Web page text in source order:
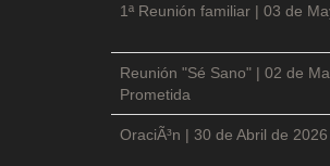
1ª Reunión familiar | 03 de
Reunión "Sé Sano" | 02 de
Prometida
OraciÃ³n | 30 de Abril de